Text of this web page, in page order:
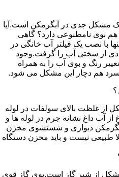
مشکل جدی در آبگرمکن است.آیا
بوی نامطبوعی دارد؟ گاهی
با نصب یک فیلتر آب خانگی در
از سختی آب را گرفت.وجود
رنگ و بوی آب را به همراه
هم دچار این مشکل می شود.
از غلظت بالای سولفات در لوله
آب داغ نشانه جرم در لوله ها و
دیواری و شستشوی مخزن
طبیعی نیست و باید مخزن دستگاه
از شیر گاز است.بوی گاز قوی